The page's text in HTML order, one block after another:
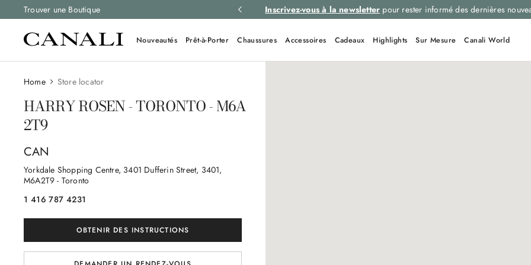
Trouver une Boutique
gratuits sur toutes les commandes. Inscrivez-vous à la newsletter pour rester informé des dernières
Nouveautés Prêt-à-Porter Chaussures Accessoires Cadeaux Highlights Sur Mesure Canali World
Home Store locator
HARRY ROSEN - TORONTO - M6A
2T9
CAN
Yorkdale Shopping Centre, 3401 Dufferin Street, 3401,
M6A2T9 - Toronto
1 416 787 4231
OBTENIR DES INSTRUCTIONS